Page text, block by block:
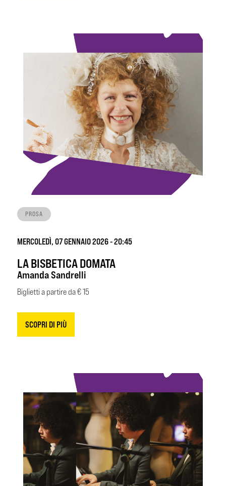
PROSA
MERCOLEDÌ, 07 GENNAIO 2026 - 20:45
LA BISBETICA DOMATA
Amanda Sandrelli
Biglietti a partire da € 15
SCOPRI DI PIÙ